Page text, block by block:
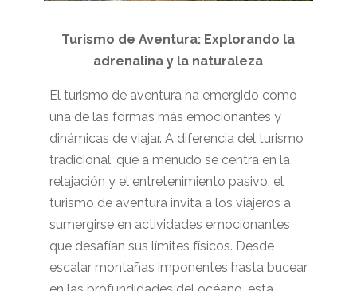
Turismo de Aventura: Explorando la
adrenalina y la naturaleza
El turismo de aventura ha emergido como
una de las formas más emocionantes y
dinámicas de viajar. A diferencia del turismo
tradicional, que a menudo se centra en la
relajación y el entretenimiento pasivo, el
turismo de aventura invita a los viajeros a
sumergirse en actividades emocionantes
que desafían sus límites físicos. Desde
escalar montañas imponentes hasta bucear